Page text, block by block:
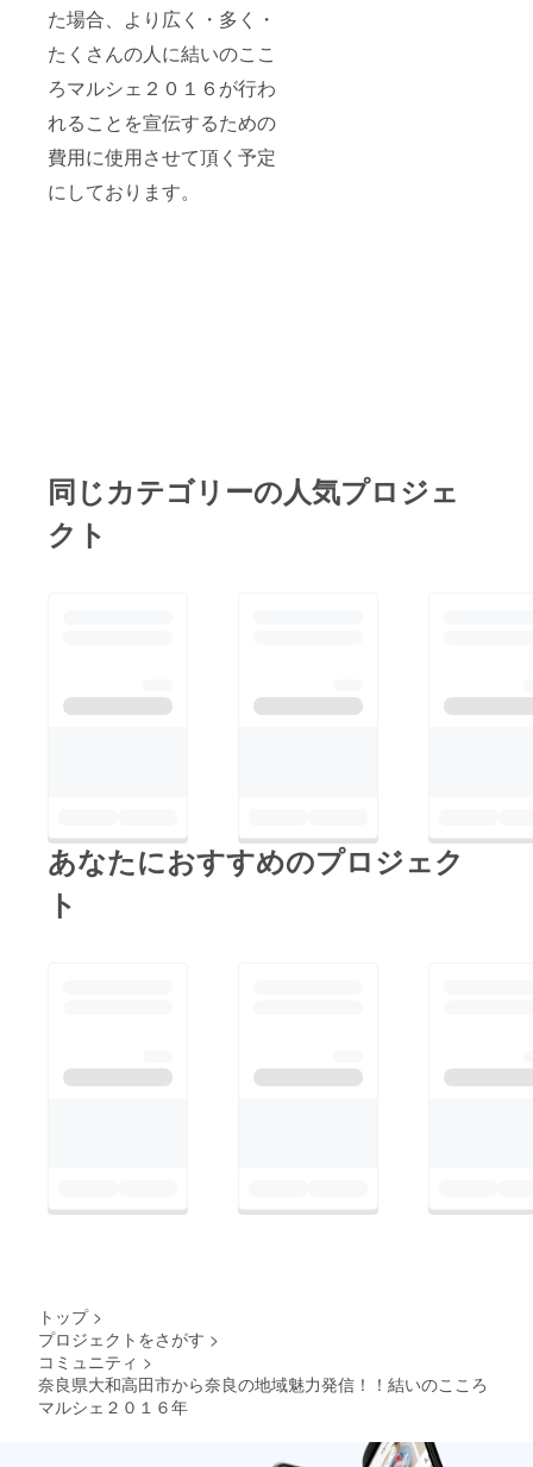
た場合、より広く・多く・
たくさんの人に結いのここ
ろマルシェ２０１６が行わ
れることを宣伝するための
費用に使用させて頂く予定
にしております。
同じカテゴリーの人気プロジェ
クト
あなたにおすすめのプロジェク
ト
トップ >
プロジェクトをさがす >
コミュニティ >
奈良県大和高田市から奈良の地域魅力発信！！結いのこころ
マルシェ２０１６年